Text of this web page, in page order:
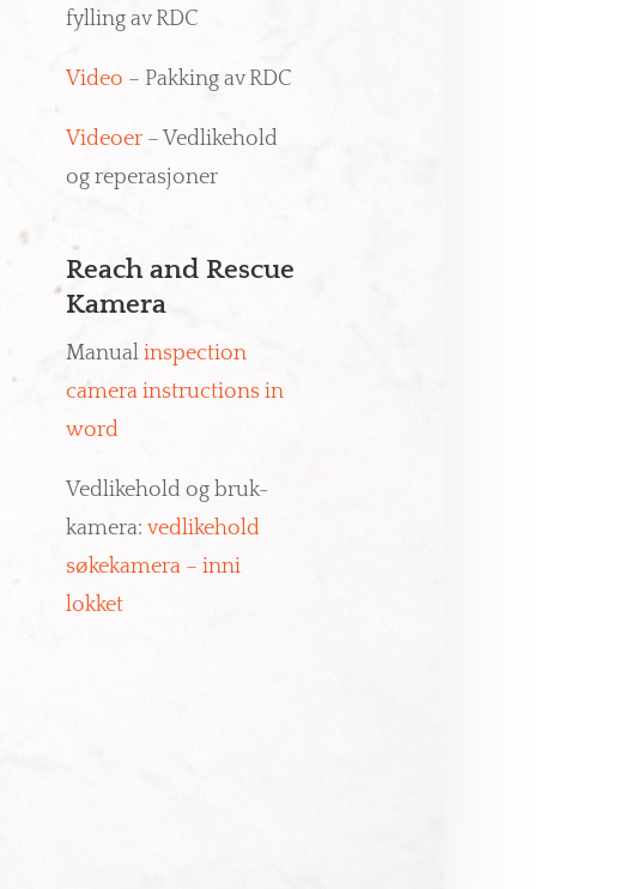
fylling av RDC
Video – Pakking av RDC
Videoer – Vedlikehold
og reperasjoner
Reach and Rescue
Kamera
Manual inspection
camera instructions in
word
Vedlikehold og bruk-
kamera: vedlikehold
søkekamera – inni
lokket